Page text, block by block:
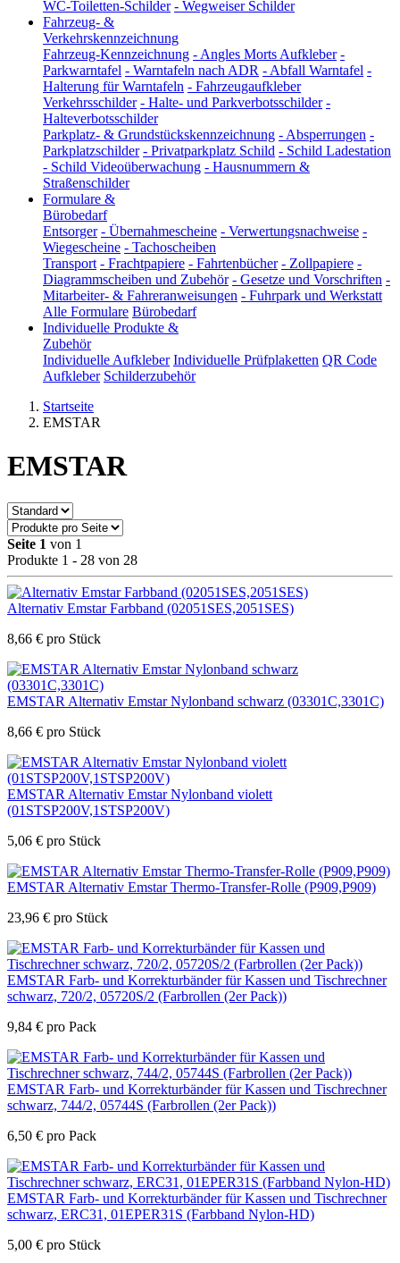
WC-Toiletten-Schilder - Wegweiser Schilder
Fahrzeug- &
Verkehrskennzeichnung
Fahrzeug-Kennzeichnung - Angles Morts Aufkleber -
Parkwarntafel - Warntafeln nach ADR - Abfall Warntafel -
Halterung für Warntafeln - Fahrzeugaufkleber
Verkehrsschilder - Halte- und Parkverbotsschilder -
Halteverbotsschilder
Parkplatz- & Grundstückskennzeichnung - Absperrungen -
Parkplatzschilder - Privatparkplatz Schild - Schild Ladestation
- Schild Videoüberwachung - Hausnummern &
Straßenschilder
Formulare &
Bürobedarf
Entsorger - Übernahmescheine - Verwertungsnachweise -
Wiegescheine - Tachoscheiben
Transport - Frachtpapiere - Fahrtenbücher - Zollpapiere -
Diagrammscheiben und Zubehör - Gesetze und Vorschriften -
Mitarbeiter- & Fahreranweisungen - Fuhrpark und Werkstatt
Alle Formulare Bürobedarf
Individuelle Produkte &
Zubehör
Individuelle Aufkleber Individuelle Prüfplaketten QR Code
Aufkleber Schilderzubehör
Startseite
EMSTAR
EMSTAR
Seite 1 von 1
Produkte 1 - 28 von 28
Alternativ Emstar Farbband (02051SES,2051SES)
8,66 € pro Stück
EMSTAR Alternativ Emstar Nylonband schwarz (03301C,3301C)
8,66 € pro Stück
EMSTAR Alternativ Emstar Nylonband violett
(01STSP200V,1STSP200V)
5,06 € pro Stück
EMSTAR Alternativ Emstar Thermo-Transfer-Rolle (P909,P909)
23,96 € pro Stück
EMSTAR Farb- und Korrekturbänder für Kassen und Tischrechner
schwarz, 720/2, 05720S/2 (Farbrollen (2er Pack))
9,84 € pro Pack
EMSTAR Farb- und Korrekturbänder für Kassen und Tischrechner
schwarz, 744/2, 05744S (Farbrollen (2er Pack))
6,50 € pro Pack
EMSTAR Farb- und Korrekturbänder für Kassen und Tischrechner
schwarz, ERC31, 01EPER31S (Farbband Nylon-HD)
5,00 € pro Stück